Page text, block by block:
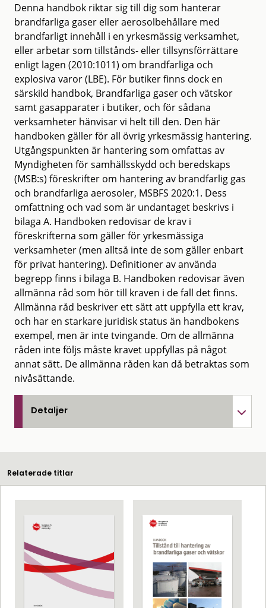
Denna handbok riktar sig till dig som hanterar
brandfarliga gaser eller aerosolbehållare med
brandfarligt innehåll i en yrkesmässig verksamhet,
eller arbetar som tillstånds- eller tillsynsförrättare
enligt lagen (2010:1011) om brandfarliga och
explosiva varor (LBE). För butiker finns dock en
särskild handbok, Brandfarliga gaser och vätskor
samt gasapparater i butiker, och för sådana
verksamheter hänvisar vi helt till den. Den här
handboken gäller för all övrig yrkesmässig hantering.
Utgångspunkten är hantering som omfattas av
Myndigheten för samhällsskydd och beredskaps
(MSB:s) föreskrifter om hantering av brandfarlig gas
och brandfarliga aerosoler, MSBFS 2020:1. Dess
omfattning och vad som är undantaget beskrivs i
bilaga A. Handboken redovisar de krav i
föreskrifterna som gäller för yrkesmässiga
verksamheter (men alltså inte de som gäller enbart
för privat hantering). Definitioner av använda
begrepp finns i bilaga B. Handboken redovisar även
allmänna råd som hör till kraven i de fall det finns.
Allmänna råd beskriver ett sätt att uppfylla ett krav,
och har en starkare juridisk status än handbokens
exempel, men är inte tvingande. Om de allmänna
råden inte följs måste kravet uppfyllas på något
annat sätt. De allmänna råden kan då betraktas som
nivåsättande.
Detaljer
Relaterade titlar